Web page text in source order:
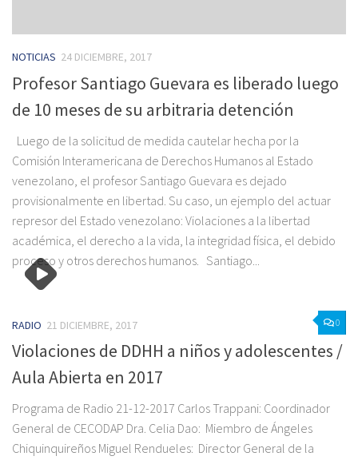
NOTICIAS 24 DICIEMBRE, 2017
Profesor Santiago Guevara es liberado luego
de 10 meses de su arbitraria detención
Luego de la solicitud de medida cautelar hecha por la
Comisión Interamericana de Derechos Humanos al Estado
venezolano, el profesor Santiago Guevara es dejado
provisionalmente en libertad. Su caso, un ejemplo del actuar
represor del Estado venezolano: Violaciones a la libertad
académica, el derecho a la vida, la integridad física, el debido
proceso y otros derechos humanos. Santiago...
0
RADIO 21 DICIEMBRE, 2017
Violaciones de DDHH a niños y adolescentes /
Aula Abierta en 2017
Programa de Radio 21-12-2017 Carlos Trappani: Coordinador
General de CECODAP Dra. Celia Dao: ‎ Miembro de Ángeles
Chiquinquireños Miguel Rendueles: ‎ Director General de la